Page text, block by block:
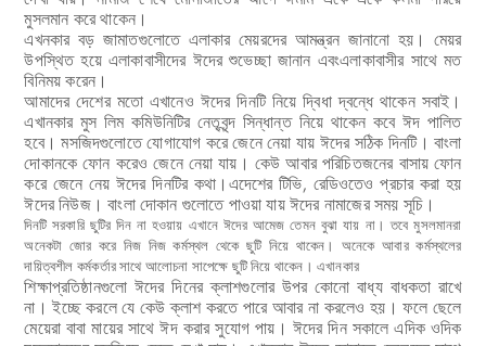
মুসলমান করে থাকেন।
এখনকার বড় জামাতগুলোতে এলাকার মেয়রদের আমন্ত্রন জানানো হয়। মেয়র
উপস্থিত হয়ে এলাকাবাসীদের ঈদের শুভেচ্ছা জানান এবংএলাকাবাসীর সাথে মত
বিনিময় করেন।
আমাদের দেশের মতো এখানেও ঈদের দিনটি নিয়ে দ্বিধা দ্বন্ধে থাকেন সবাই।
এখানকার মুস লিম কমিউনিটির নেতৃবৃন্দ সিন্ধান্ত নিয়ে থাকেন কবে ঈদ পালিত
হবে। মসজিদগুলোতে যোগাযোগ করে জেনে নেয়া যায় ঈদের সঠিক দিনটি। বাংলা
দোকানকে ফোন করেও জেনে নেয়া যায়। কেউ আবার পরিচিতজনের বাসায় ফোন
করে জেনে নেয় ঈদের দিনটির কথা।এদেশের টিভি, রেডিওতেও প্রচার করা হয়
ঈদের নিউজ। বাংলা দোকান গুলোতে পাওয়া যায় ঈদের নামাজের সময় সূচি।
দিনটি সরকারি ছুটির দিন না হওয়ায় এখানে ঈদের আমেজ তেমন বুঝা যায় না। তবে মুসলমানরা
অনেকটা জোর করে নিজ নিজ কর্মস্থল থেকে ছুটি নিয়ে থাকেন। অনেকে আবার কর্মস্থলের
দায়িত্বশীল কর্মকর্তার সাথে আলোচনা সাপেক্ষে ছুটি নিয়ে থাকেন। এখানকার
শিক্ষাপ্রতিষ্ঠানগুলো ঈদের দিনের ক্লাশগুলোর উপর কোনো বাধ্য বাধকতা রাখে
না। ইচ্ছে করলে যে কেউ ক্লাশ করতে পারে আবার না করলেও হয়। ফলে ছেলে
মেয়েরা বাবা মায়েরসাথে ঈদ করার সুযোগ পায়। ঈদের দিন সকালে এদিক ওদিক